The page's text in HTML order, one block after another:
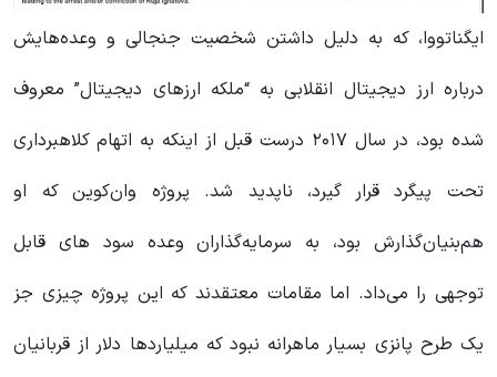
ایگناتووا، که به دلیل داشتن شخصیت جنجالی و وعده‌هایش
درباره ارز دیجیتال انقلابی به “ملکه ارزهای دیجیتال” معروف
شده بود، در سال ۲۰۱۷ درست قبل از اینکه به اتهام کلاهبرداری
تحت پیگرد قرار گیرد، ناپدید شد. پروژه وان‌کوین که او
هم‌بنیان‌گذارش بود، به سرمایه‌گذاران وعده سود های قابل
توجهی را می‌داد. اما مقامات معتقدند که این پروژه چیزی جز
یک طرح پانزی بسیار ماهرانه نبود که میلیاردها دلار از قربانیان